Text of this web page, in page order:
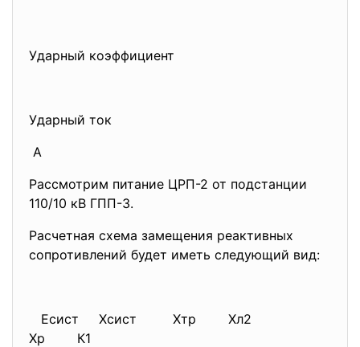
Ударный коэффициент
Ударный ток
А
Рассмотрим питание ЦРП-2 от подстанции
110/10 кВ ГПП-3.
Расчетная схема замещения реактивных
сопротивлений будет иметь следующий вид:
Есист Хсист Хтр Хл2
Хр К1